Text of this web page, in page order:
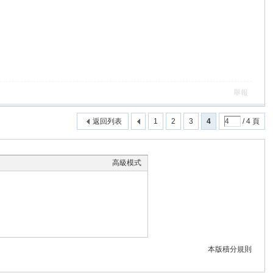
舉報
1 2 3 4 / 4 頁
返回列表
高級模式
本版積分規則